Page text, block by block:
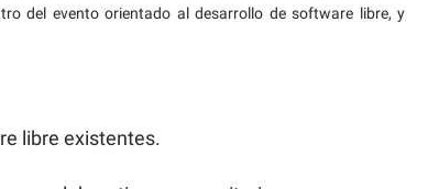
del evento orientado al desarrollo de software libre, y
libre existentes.